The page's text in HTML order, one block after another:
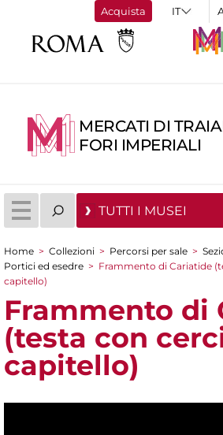
Acquista
MERCATI DI
FORI IMPERIALI
TUTTI I MUSEI
Tu sei qui
Home > Collezioni > Percorsi per sale >
Portici ed esedre > Frammento di Cariatide
capitello)
Frammento di
(testa con
capitello)